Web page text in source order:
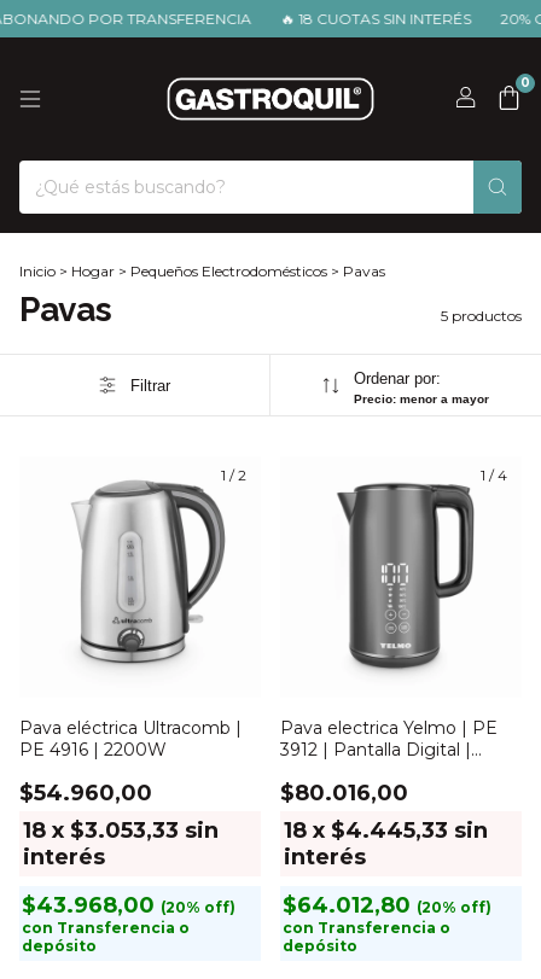
POR TRANSFERENCIA 🔥 18 CUOTAS SIN INTERÉS 20%
0
Inicio > Hogar > Pequeños Electrodomésticos > Pavas
Pavas 5 productos
Filtrar Ordenar por:
Precio: menor a mayor
1 /2
Pava eléctrica Ultracomb |
PE 4916 | 2200W
$54.960,00
18 x $3.053,33 sin
interés
$43.968,00
con Transferencia o
depósito
1 /4
Pava electrica Yelmo | PE
3912 | Pantalla Digital |
$80.016,00
18 x $4.445,33 sin
interés
$64.012,80
con Transferencia o
depósito